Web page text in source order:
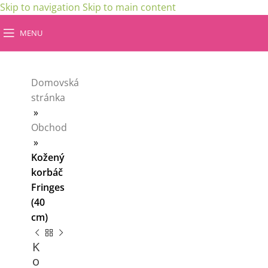
Skip to navigation Skip to main content
MENU
Domovská
stránka
»
Obchod
»
Kožený
korbáč
Fringes
(40
cm)
K
o